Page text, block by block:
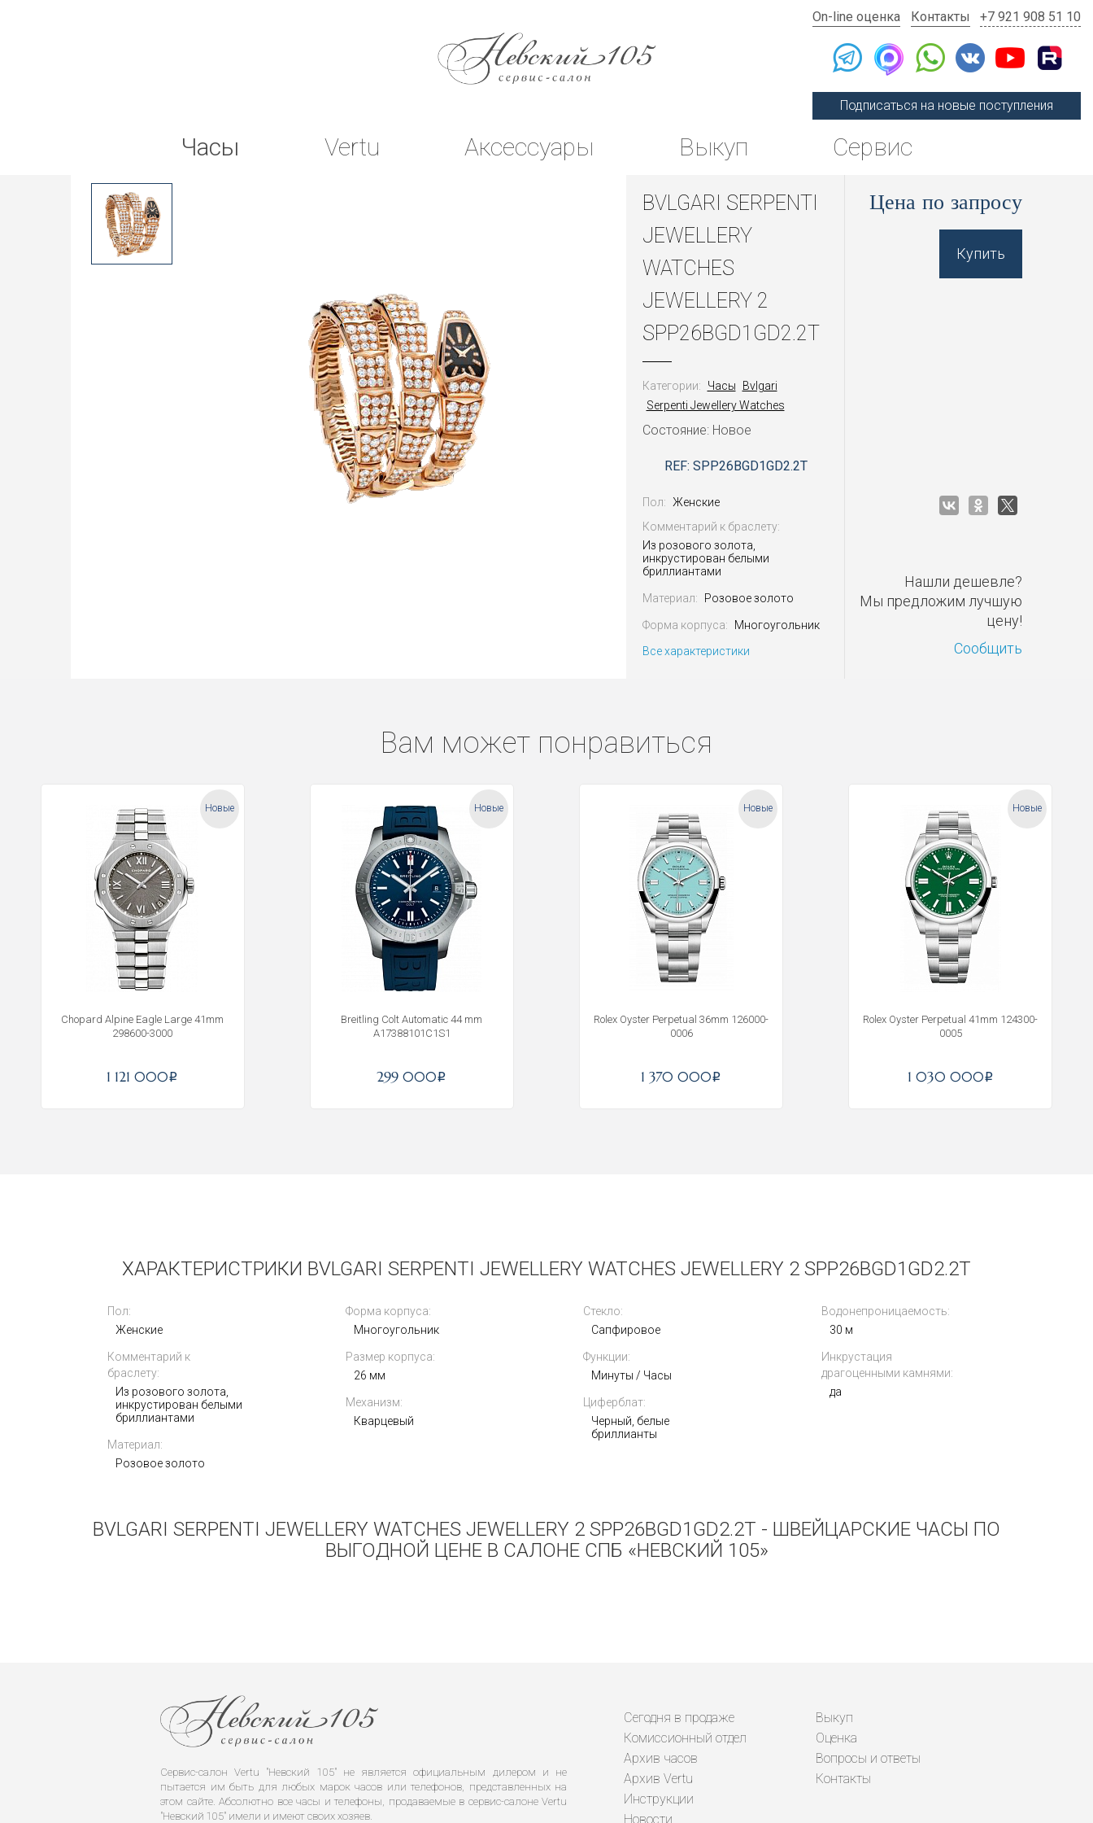
On-line оценка Контакты +7 921 908 51 10
Подписаться на новые поступления
Часы Vertu Аксессуары Выкуп Сервис
BVLGARI SERPENTI
JEWELLERY
WATCHES
JEWELLERY 2
SPP26BGD1GD2.2T
Категории: Часы
Bvlgari
Serpenti Jewellery Watches
Состояние: Новое
REF: SPP26BGD1GD2.2T
Пол:
Женские
Комментарий к браслету:
Из розового золота,
инкрустирован белыми
бриллиантами
Материал: Розовое золото
Форма корпуса:
Многоугольник
Все характеристики
Цена по запросу
Купить
Нашли дешевле?
Мы предложим лучшую
цену!
Сообщить
Вам может понравиться
Новые
Chopard Alpine Eagle Large 41mm
298600-3000
1 121 000i
Новые
Breitling Colt Automatic 44 mm
A17388101C1S1
299 000i
Новые
Rolex Oyster Perpetual 36mm 126000-
0006
1 370 000i
Новые
Rolex Oyster Perpetual 41mm 124300-
0005
1 030 000i
Vertu Metawatch S1 Black Ceramic
445 000i
ХАРАКТЕРИСТРИКИ BVLGARI SERPENTI JEWELLERY WATCHES JEWELLERY 2 SPP26BGD1GD2.2T
Пол:
Женские
Комментарий к
браслету:
Из розового золота,
инкрустирован белыми
бриллиантами
Материал:
Розовое золото
Форма корпуса:
Многоугольник
Размер корпуса:
26 мм
Механизм:
Кварцевый
Стекло:
Сапфировое
Функции:
Минуты / Часы
Циферблат:
Черный, белые
бриллианты
Водонепроницаемость:
30 м
Инкрустация
драгоценными камнями:
да
BVLGARI SERPENTI JEWELLERY WATCHES JEWELLERY 2 SPP26BGD1GD2.2T - ШВЕЙЦАРСКИЕ ЧАСЫ ПО
ВЫГОДНОЙ ЦЕНЕ В САЛОНЕ СПБ «НЕВСКИЙ 105»
Сервис-салон Vertu "Невский 105" не является официальным дилером и не
пытается им быть для любых марок часов или телефонов, представленных на
этом сайте. Абсолютно все часы и телефоны, продаваемые в сервис-салоне Vertu
"Невский 105" имели и имеют своих хозяев.
Сегодня в продаже
Комиссионный отдел
Архив часов
Архив Vertu
Инструкции
Новости
Выкуп
Оценка
Вопросы и ответы
Контакты